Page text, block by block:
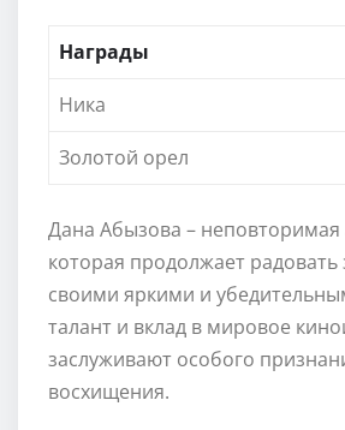
Награды
Ника
Золотой орел
Дана Абызова – неповторимая
которая продолжает радовать
своими яркими и
талант и вклад в мировое
заслуживают особого
восхищения.